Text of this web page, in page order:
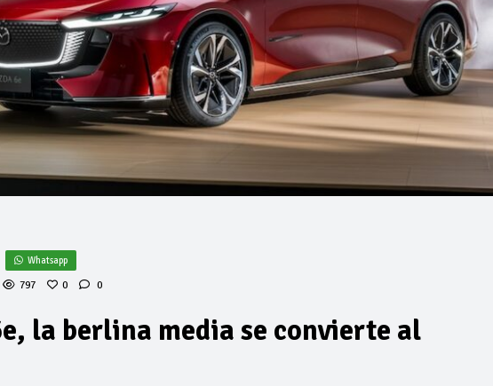
Whatsapp
797 0 0
la berlina media se convierte al